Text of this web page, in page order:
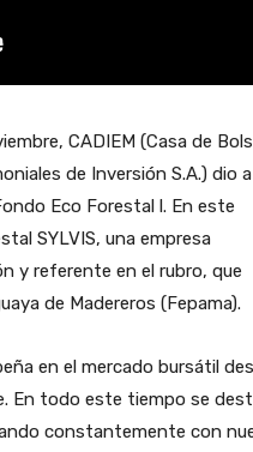
CADIEM (Casa de
de Inversión S.A.) dio a
Eco Forestal l. En este
SYLVIS, una empresa
y referente en el rubro, que
de Madereros (Fepama).
en el mercado bursátil
En todo este tiempo se
constantemente con